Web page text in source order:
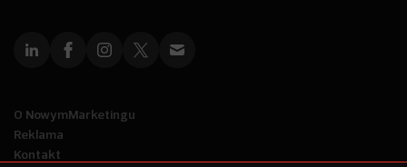
O NowymMarketingu
Reklama
Kontakt